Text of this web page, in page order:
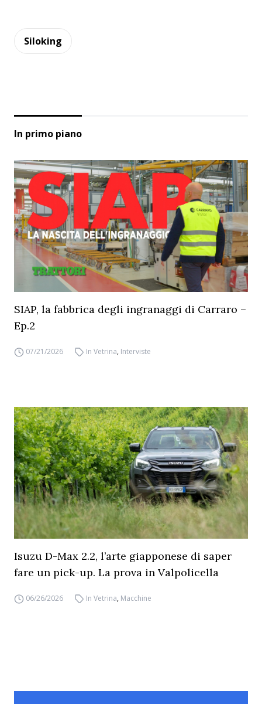
Siloking
In primo piano
SIAP, la fabbrica degli ingranaggi di Carraro –
Ep.2
07/21/2026 In Vetrina, Interviste
Isuzu D-Max 2.2, l’arte giapponese di saper
fare un pick-up. La prova in Valpolicella
06/26/2026 In Vetrina, Macchine